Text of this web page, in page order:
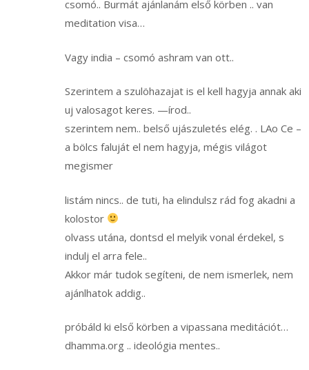
csomó.. Burmát ajánlanám első körben .. van
meditation visa…
Vagy india – csomó ashram van ott..
Szerintem a szulöhazajat is el kell hagyja annak aki
uj valosagot keres. —írod..
szerintem nem.. belső ujászuletés elég. . LAo Ce –
a bölcs faluját el nem hagyja, mégis világot
megismer
listám nincs.. de tuti, ha elindulsz rád fog akadni a
kolostor
olvass utána, dontsd el melyik vonal érdekel, s
indulj el arra fele..
Akkor már tudok segíteni, de nem ismerlek, nem
ajánlhatok addig..
próbáld ki első körben a vipassana meditációt…
dhamma.org .. ideológia mentes..